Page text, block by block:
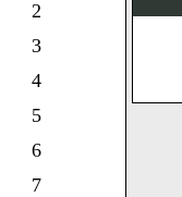
2
3
4
5
6
7